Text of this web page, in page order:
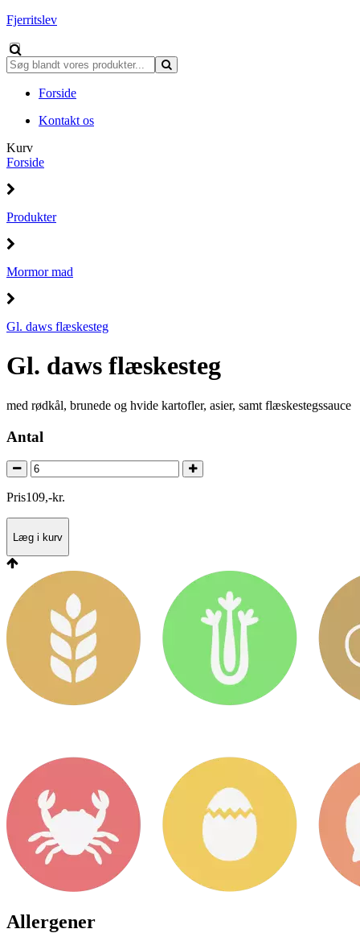
Fjerritslev
Forside
Kontakt os
Kurv
Forside
Produkter
Mormor mad
Gl. daws flæskesteg
Gl. daws flæskesteg
med rødkål, brunede og hvide kartofler, asier, samt flæskestegssauce
Antal
Pris109,-kr.
Læg i kurv
Allergener